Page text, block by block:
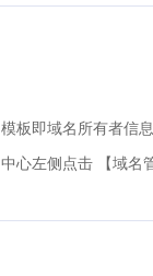
模板即域名所有者信
中心左侧点击 【域名